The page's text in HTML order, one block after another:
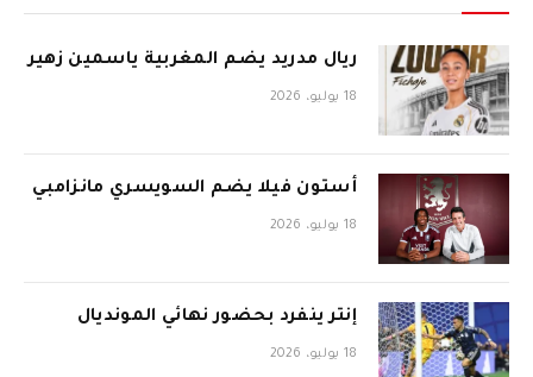
ريال مدريد يضم المغربية ياسمين زهير
18 يوليو، 2026
أستون فيلا يضم السويسري مانزامبي
18 يوليو، 2026
إنتر ينفرد بحضور نهائي المونديال
18 يوليو، 2026